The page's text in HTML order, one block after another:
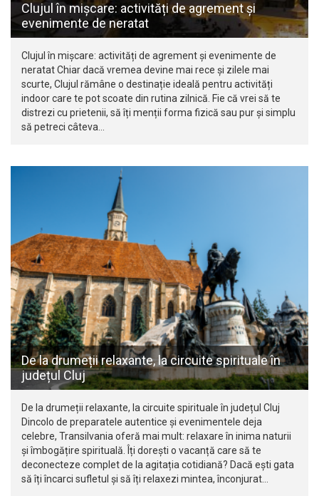
Clujul în mișcare: activități de agrement și
evenimente de neratat
Clujul în mișcare: activități de agrement și evenimente de
neratat Chiar dacă vremea devine mai rece și zilele mai
scurte, Clujul rămâne o destinație ideală pentru activități
indoor care te pot scoate din rutina zilnică. Fie că vrei să te
distrezi cu prietenii, să îți menții forma fizică sau pur și simplu
să petreci câteva…
De la drumeții relaxante, la circuite spirituale în
județul Cluj
De la drumeții relaxante, la circuite spirituale în județul Cluj
Dincolo de preparatele autentice și evenimentele deja
celebre, Transilvania oferă mai mult: relaxare în inima naturii
și îmbogățire spirituală. Îți dorești o vacanță care să te
deconecteze complet de la agitația cotidiană? Dacă ești gata
să îți încarci sufletul și să îți relaxezi mintea, înconjurat…